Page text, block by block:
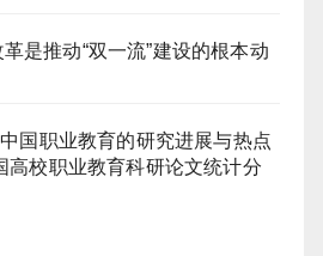
是推动“双一流”建设的根本动
国职业教育的研究进展与热点
校职业教育科研论文统计分